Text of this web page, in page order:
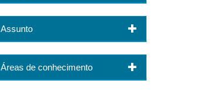
Assunto
Áreas de conhecimento